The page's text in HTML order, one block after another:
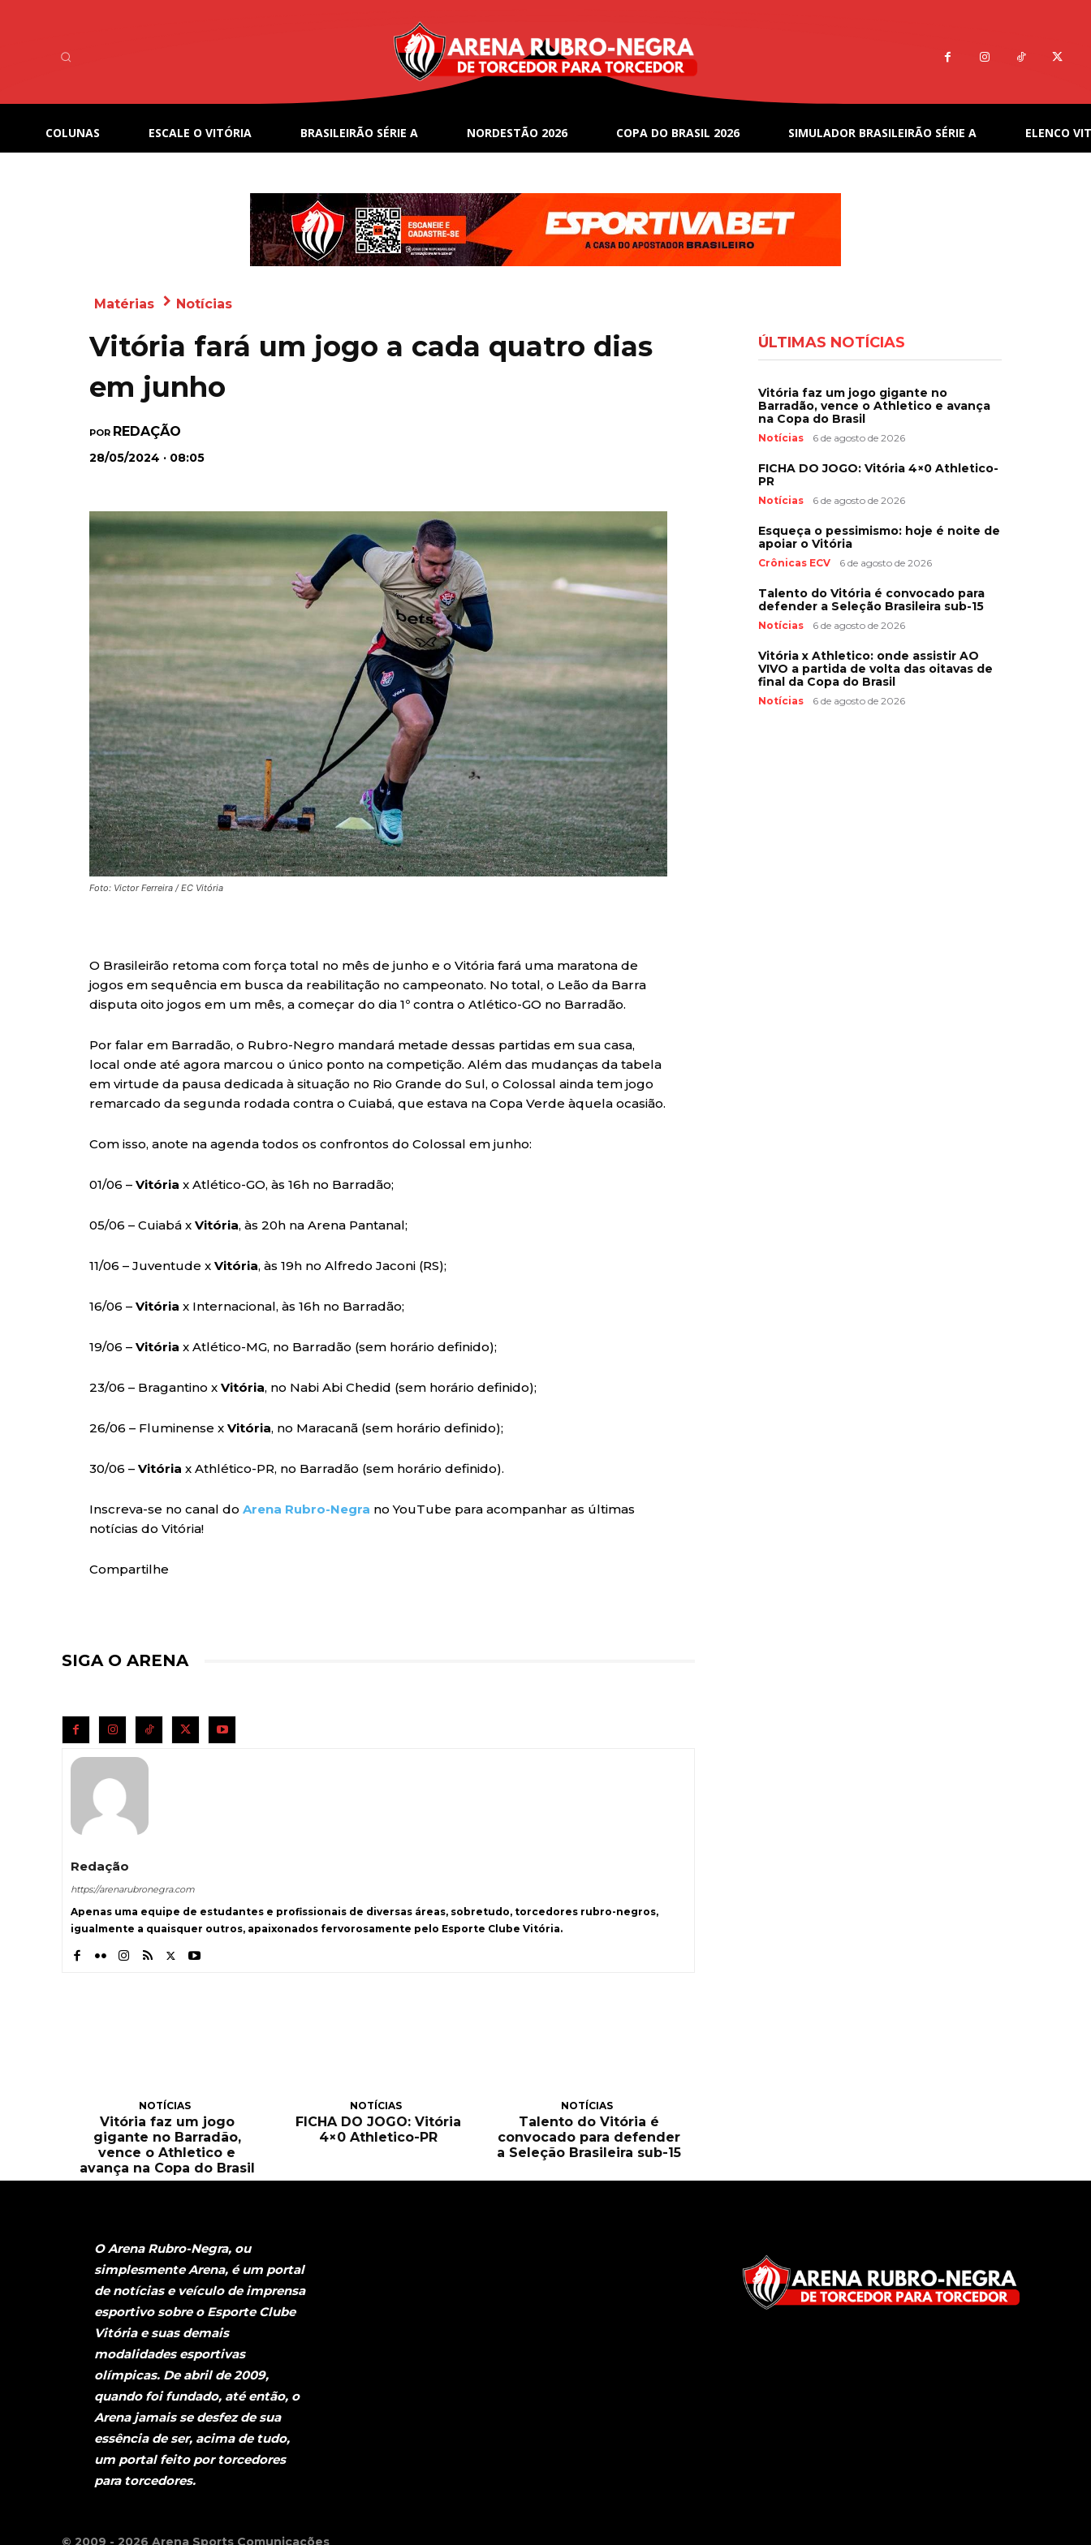
COLUNAS ESCALE O VITÓRIA BRASILEIRÃO SÉRIE A NORDESTÃO 2026 COPA DO BRASIL 2026 SIMULADOR BRASILEIRÃO SÉRIE A ELENCO
Matérias Notícias
Vitória fará um jogo a cada quatro dias
em junho
POR REDAÇÃO
28/05/2024 · 08:05
Foto: Victor Ferreira / EC Vitória
O Brasileirão retoma com força total no mês de junho e o Vitória fará uma maratona de
jogos em sequência em busca da reabilitação no campeonato. No total, o Leão da Barra
disputa oito jogos em um mês, a começar do dia 1º contra o Atlético-GO no Barradão.
Por falar em Barradão, o Rubro-Negro mandará metade dessas partidas em sua casa,
local onde até agora marcou o único ponto na competição. Além das mudanças da tabela
em virtude da pausa dedicada à situação no Rio Grande do Sul, o Colossal ainda tem jogo
remarcado da segunda rodada contra o Cuiabá, que estava na Copa Verde àquela ocasião.
Com isso, anote na agenda todos os confrontos do Colossal em junho:
01/06 – Vitória x Atlético-GO, às 16h no Barradão;
05/06 – Cuiabá x Vitória, às 20h na Arena Pantanal;
11/06 – Juventude x Vitória, às 19h no Alfredo Jaconi (RS);
16/06 – Vitória x Internacional, às 16h no Barradão;
19/06 – Vitória x Atlético-MG, no Barradão (sem horário definido);
23/06 – Bragantino x Vitória, no Nabi Abi Chedid (sem horário definido);
26/06 – Fluminense x Vitória, no Maracanã (sem horário definido);
30/06 – Vitória x Athlético-PR, no Barradão (sem horário definido).
Inscreva-se no canal do Arena Rubro-Negra no YouTube para acompanhar as últimas
notícias do Vitória!
Compartilhe
SIGA O ARENA
Redação
https://arenarubronegra.com
Apenas uma equipe de estudantes e profissionais de diversas áreas, sobretudo, torcedores rubro-negros,
igualmente a quaisquer outros, apaixonados fervorosamente pelo Esporte Clube Vitória.
NOTÍCIAS
Vitória faz um jogo
gigante no Barradão,
vence o Athletico e
avança na Copa do Brasil
NOTÍCIAS
FICHA DO JOGO: Vitória
4×0 Athletico-PR
NOTÍCIAS
Talento do Vitória é
convocado para defender
a Seleção Brasileira sub-15
ÚLTIMAS NOTÍCIAS
Vitória faz um jogo gigante no
Barradão, vence o Athletico e avança
na Copa do Brasil
Notícias 6 de agosto de 2026
FICHA DO JOGO: Vitória 4×0 Athletico-
PR
Notícias 6 de agosto de 2026
Esqueça o pessimismo: hoje é noite de
apoiar o Vitória
Crônicas ECV 6 de agosto de 2026
Talento do Vitória é convocado para
defender a Seleção Brasileira sub-15
Notícias 6 de agosto de 2026
Vitória x Athletico: onde assistir AO
VIVO a partida de volta das oitavas de
final da Copa do Brasil
Notícias 6 de agosto de 2026
O Arena Rubro-Negra, ou
simplesmente Arena, é um portal
de notícias e veículo de imprensa
esportivo sobre o Esporte Clube
Vitória e suas demais
modalidades esportivas
olímpicas. De abril de 2009,
quando foi fundado, até então, o
Arena jamais se desfez de sua
essência de ser, acima de tudo,
um portal feito por torcedores
para torcedores.